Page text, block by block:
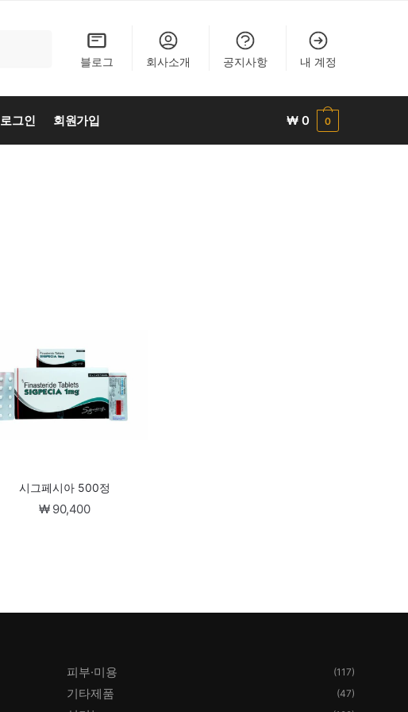
블로그
회사소개 공지사항 내 계정
로그인 회원가입 ₩ 0 0
시그페시아 500정
₩90,400
피부·미용 (117)
기타제품 (47)